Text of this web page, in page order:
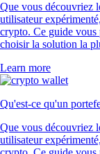
Que vous découvriez
utilisateur
crypto. Ce guide vous
choisir la solution la
Learn more
Qu'est-ce qu'un
Que vous découvriez
utilisateur